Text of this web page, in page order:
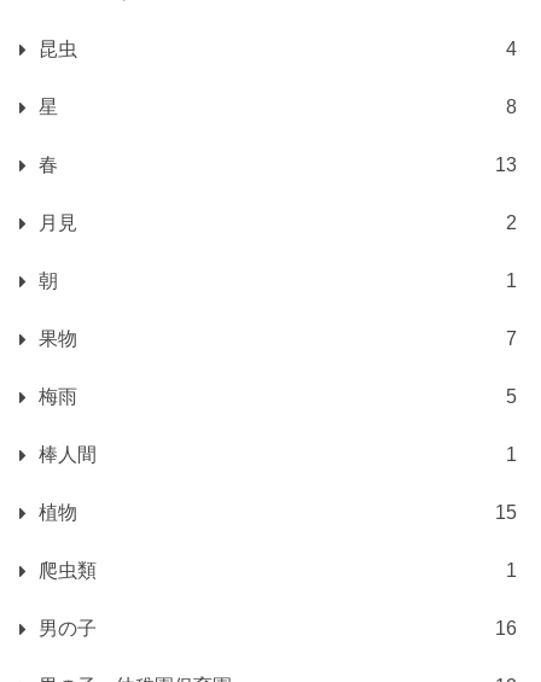
昆虫 4
星 8
春 13
月見 2
朝 1
果物 7
梅雨 5
棒人間 1
植物 15
爬虫類 1
男の子 16